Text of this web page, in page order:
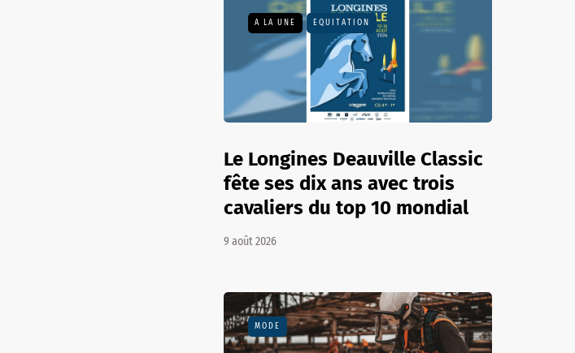
A LA UNE EQUITATION
Le Longines Deauville Classic
fête ses dix ans avec trois
cavaliers du top 10 mondial
9 août 2026
MODE